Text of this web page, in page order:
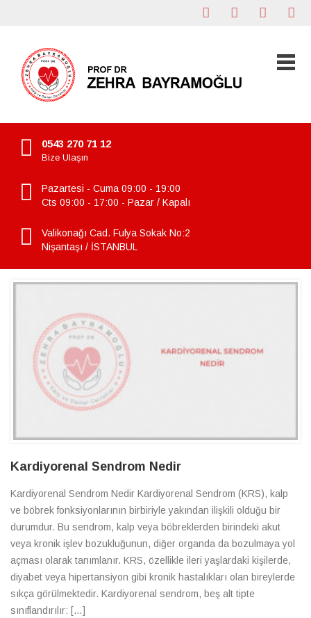
0543 270 71 12
Bize Ulaşın
Pazartesi - Cuma 09:00 - 19:00
Cts 09:00 - 17:00 - Pazar / Kapalı
Valikonağı Cad. Fulya Sokak No:2
Nişantaşı / İSTANBUL
Kardiyorenal Sendrom Nedir
Kardiyorenal Sendrom Nedir Kardiyorenal Sendrom (KRS), kalp
ve böbrek fonksiyonlarının birbiriyle yakından ilişkili olduğu bir
durumdur. Bu sendrom, kalp veya böbreklerden birindeki akut
veya kronik işlev bozukluğunun, diğer organda da bozulmaya yol
açması olarak tanımlanır. KRS, özellikle ileri yaşlardaki kişilerde,
diyabet veya hipertansiyon gibi kronik hastalıkları olan bireylerde
sıkça görülmektedir. Kardiyorenal sendrom, beş alt tipte
sınıflandırılır: […]